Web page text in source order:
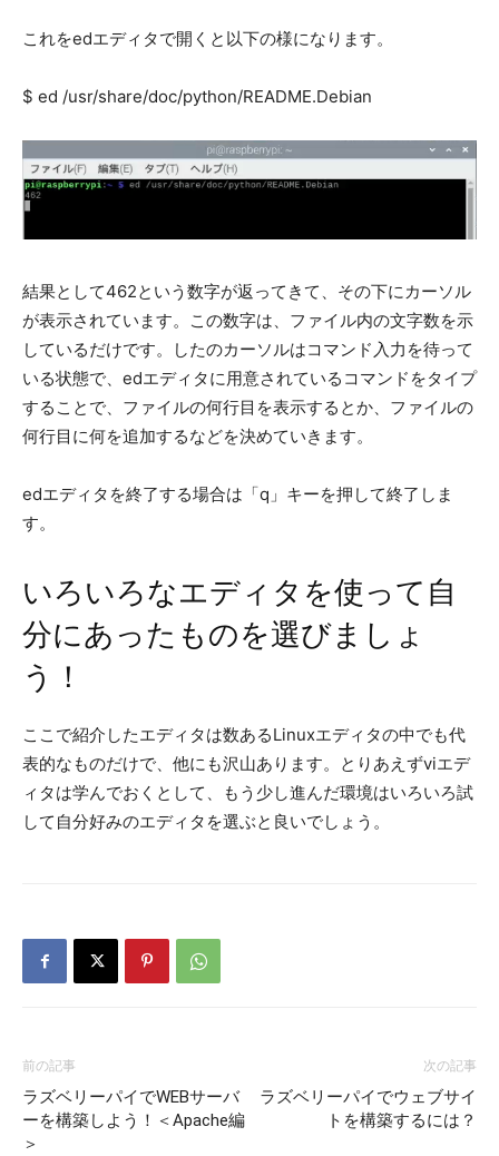
これをedエディタで開くと以下の様になります。
$ ed /usr/share/doc/python/README.Debian
結果として462という数字が返ってきて、その下にカーソル
が表示されています。この数字は、ファイル内の文字数を示
しているだけです。したのカーソルはコマンド入力を待って
いる状態で、edエディタに用意されているコマンドをタイプ
することで、ファイルの何行目を表示するとか、ファイルの
何行目に何を追加するなどを決めていきます。
edエディタを終了する場合は「q」キーを押して終了しま
す。
いろいろなエディタを使って自
分にあったものを選びましょ
う！
ここで紹介したエディタは数あるLinuxエディタの中でも代
表的なものだけで、他にも沢山あります。とりあえずviエデ
ィタは学んでおくとして、もう少し進んだ環境はいろいろ試
して自分好みのエディタを選ぶと良いでしょう。
前の記事
ラズベリーパイでWEBサーバ
ーを構築しよう！＜Apache編
＞
次の記事
ラズベリーパイでウェブサイ
トを構築するには？